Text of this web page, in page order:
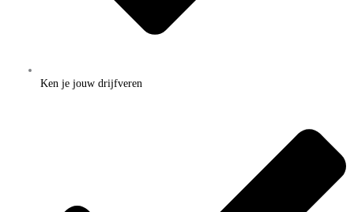
Ken je jouw drijfveren